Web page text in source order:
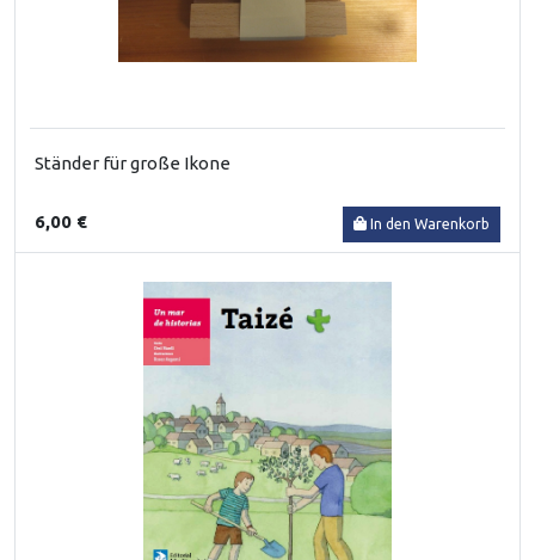
Ständer für große Ikone
6,00 € In den Warenkorb